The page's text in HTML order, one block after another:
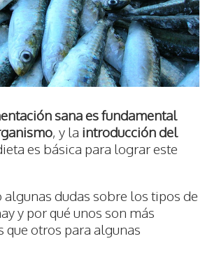
sana es fundamental
, y la introducción del
es básica para lograr este
algunas dudas sobre los tipos de
y por qué unos son más
que otros para algunas